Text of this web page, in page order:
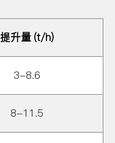
提升量 (t/h)
3-8.6
8-11.5